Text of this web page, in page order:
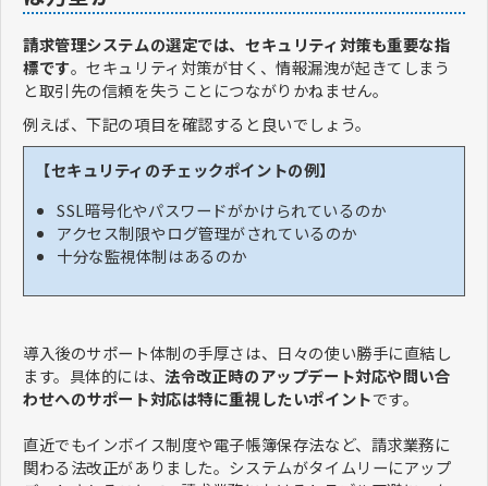
請求管理システムの選定では、セキュリティ対策も重要な指
標です。セキュリティ対策が甘く、情報漏洩が起きてしまう
と取引先の信頼を失うことにつながりかねません。
例えば、下記の項目を確認すると良いでしょう。
【セキュリティのチェックポイントの例】
SSL暗号化やパスワードがかけられているのか
アクセス制限やログ管理がされているのか
十分な監視体制はあるのか
導入後のサポート体制の手厚さは、日々の使い勝手に直結し
ます。具体的には、法令改正時のアップデート対応や問い合
わせへのサポート対応は特に重視したいポイントです。
直近でもインボイス制度や電子帳簿保存法など、請求業務に
関わる法改正がありました。システムがタイムリーにアップ